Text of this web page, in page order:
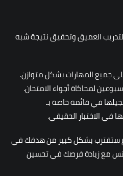
العميق وتحقيق نتيجة شبه
جميع المهارات بشكل متوازن.
لمحاكاة أجواء الامتحان.
في قائمة خاصة بـ
في الاختبار الحقيقي.
ستقترب بشكل كبير من هدفك في
5.5 في الآيلتس مع زيادة فرصك في تحسين